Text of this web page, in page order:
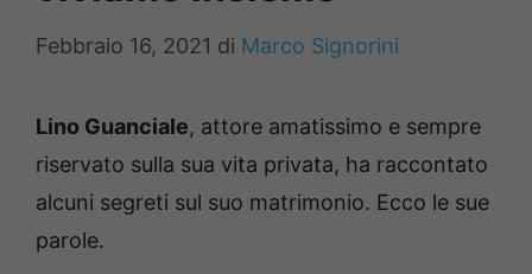
Febbraio 16, 2021 di Marco Signorini
Lino Guanciale, attore amatissimo e sempre
riservato sulla sua vita privata, ha raccontato
alcuni segreti sul suo matrimonio. Ecco le sue
parole.